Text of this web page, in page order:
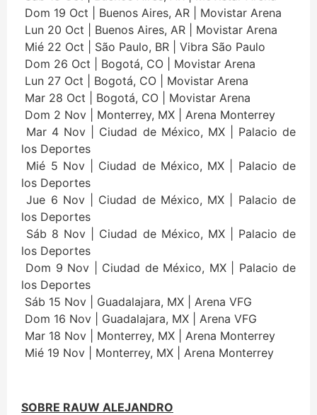
Dom 19 Oct | Buenos Aires, AR | Movistar Arena
Lun 20 Oct | Buenos Aires, AR | Movistar Arena
Mié 22 Oct | São Paulo, BR | Vibra São Paulo
Dom 26 Oct | Bogotá, CO | Movistar Arena
Lun 27 Oct | Bogotá, CO | Movistar Arena
Mar 28 Oct | Bogotá, CO | Movistar Arena
Dom 2 Nov | Monterrey, MX | Arena Monterrey
Mar 4 Nov | Ciudad de México, MX | Palacio de
los Deportes
Mié 5 Nov | Ciudad de México, MX | Palacio de
los Deportes
Jue 6 Nov | Ciudad de México, MX | Palacio de
los Deportes
Sáb 8 Nov | Ciudad de México, MX | Palacio de
los Deportes
Dom 9 Nov | Ciudad de México, MX | Palacio de
los Deportes
Sáb 15 Nov | Guadalajara, MX | Arena VFG
Dom 16 Nov | Guadalajara, MX | Arena VFG
Mar 18 Nov | Monterrey, MX | Arena Monterrey
Mié 19 Nov | Monterrey, MX | Arena Monterrey
SOBRE RAUW ALEJANDRO